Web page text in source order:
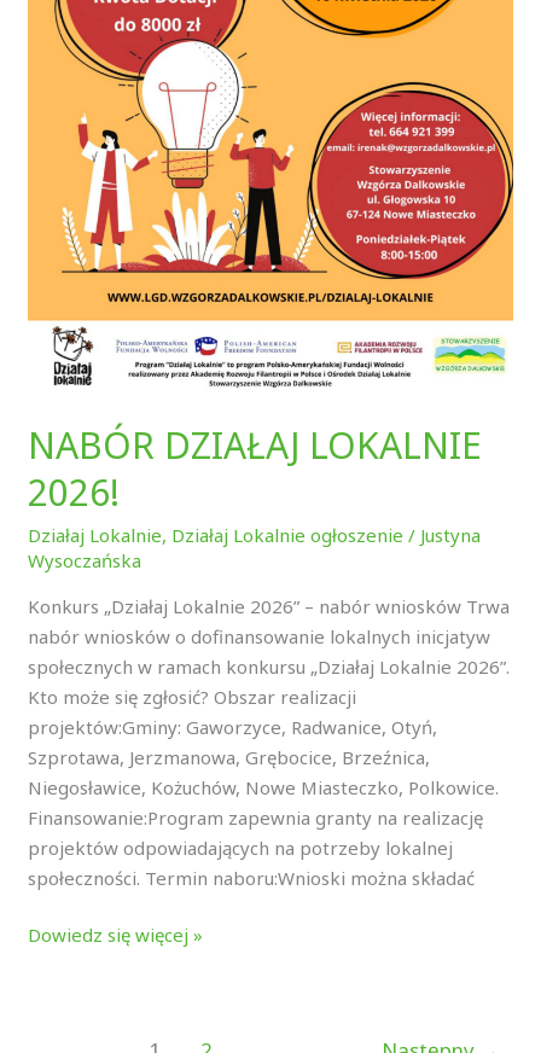
NABÓR DZIAŁAJ LOKALNIE
2026!
Działaj Lokalnie, Działaj Lokalnie ogłoszenie / Justyna
Wysoczańska
Konkurs „Działaj Lokalnie 2026” – nabór wniosków Trwa
nabór wniosków o dofinansowanie lokalnych inicjatyw
społecznych w ramach konkursu „Działaj Lokalnie 2026”.
Kto może się zgłosić? Obszar realizacji
projektów:Gminy: Gaworzyce, Radwanice, Otyń,
Szprotawa, Jerzmanowa, Grębocice, Brzeźnica,
Niegosławice, Kożuchów, Nowe Miasteczko, Polkowice.
Finansowanie:Program zapewnia granty na realizację
projektów odpowiadających na potrzeby lokalnej
społeczności. Termin naboru:Wnioski można składać
Dowiedz się więcej »